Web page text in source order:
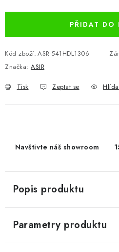
PŘIDAT DO
Kód zboží: ASR-541HDL1306
Značka: ASIR
Tisk Zeptat se
Navštivte náš showroom
Popis produktu
Parametry produktu